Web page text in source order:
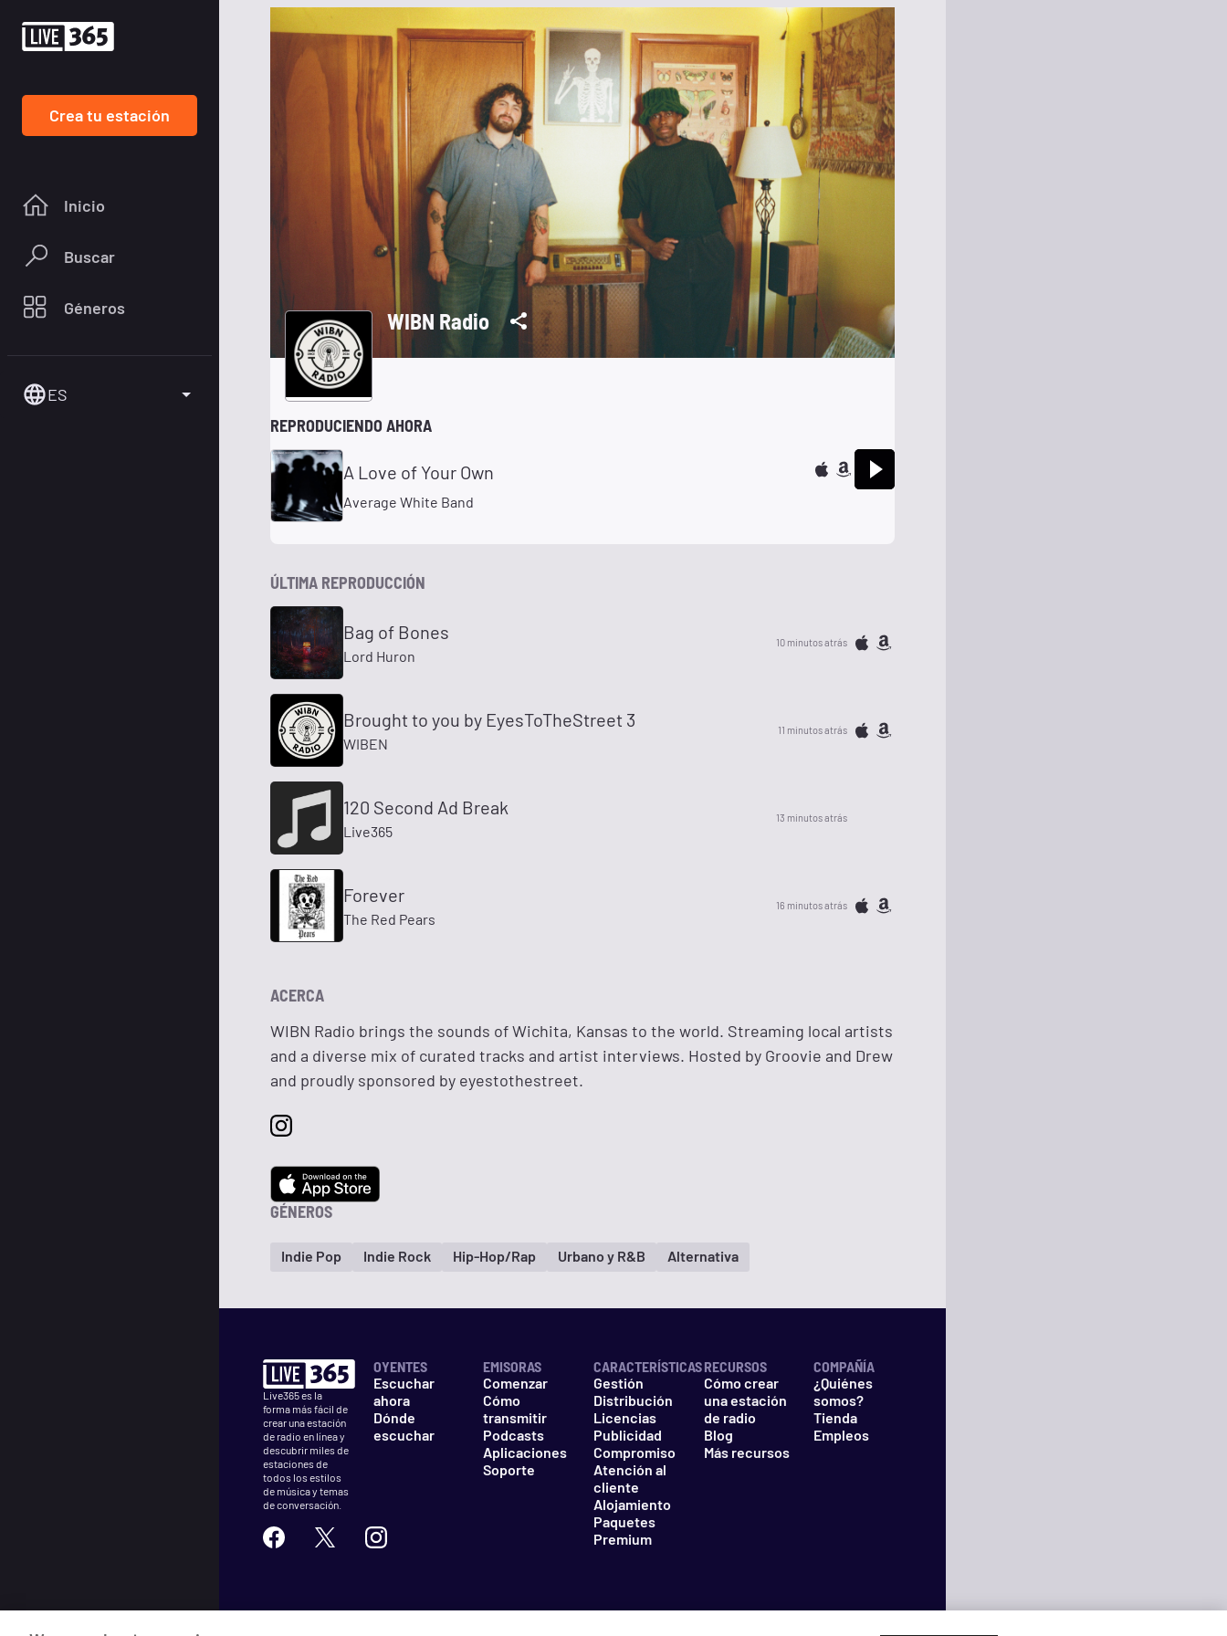
Crea tu estación
Inicio
Buscar
Géneros
ES
WIBN Radio
REPRODUCIENDO AHORA
A Love of Your Own
Average White Band
ÚLTIMA REPRODUCCIÓN
Bag of Bones
Lord Huron
10 minutos atrás
Brought to you by EyesToTheStreet 3
WIBEN
11 minutos atrás
120 Second Ad Break
Live365
13 minutos atrás
Forever
The Red Pears
16 minutos atrás
ACERCA
WIBN Radio brings the sounds of Wichita, Kansas to the world. Streaming local artists
and a diverse mix of curated tracks and artist interviews. Hosted by Groovie and Drew
and proudly sponsored by eyestothestreet.
GÉNEROS
Indie Pop Indie Rock Hip-Hop/Rap Urbano y R&B Alternativa
Live365 es la
forma más fácil de
crear una estación
de radio en línea y
descubrir miles de
estaciones de
todos los estilos
de música y temas
de conversación.
OYENTES
Escuchar
ahora
Dónde
escuchar
EMISORAS
Comenzar
Cómo
transmitir
Podcasts
Aplicaciones
Soporte
CARACTERÍSTICAS
Gestión
Distribución
Licencias
Publicidad
Compromiso
Atención al
cliente
Alojamiento
Paquetes
Premium
RECURSOS
Cómo crear
una estación
de radio
Blog
Más recursos
COMPAÑÍA
¿Quiénes
somos?
Tienda
Empleos